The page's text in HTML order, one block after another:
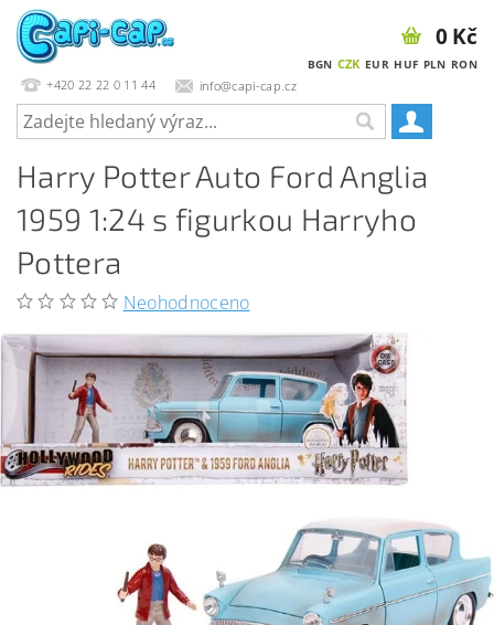
+420 22 22 0 11 44 info@capi-cap.cz
BGN CZK EUR HUF PLN RON
0 Kč
Harry Potter Auto Ford Anglia
1959 1:24 s figurkou Harryho
Pottera
Neohodnoceno